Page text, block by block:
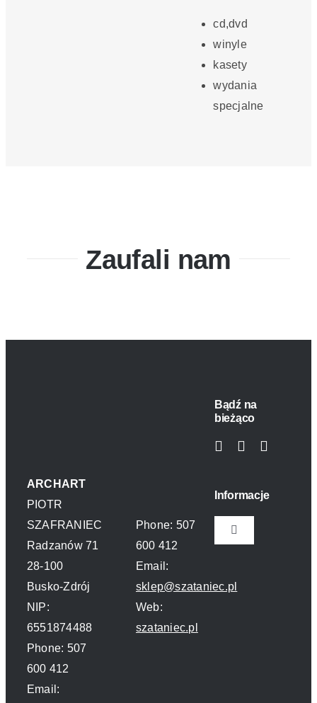
cd,dvd
winyle
kasety
wydania
specjalne
Zaufali nam
ARCHART
PIOTR
SZAFRANIEC
Radzanów 71
28-100
Busko-Zdrój
NIP:
6551874488
Phone: 507
600 412
Email:
Phone: 507
600 412
Email:
sklep@szataniec.pl
Web:
szataniec.pl
Bądź na
bieżąco
Informacje
Toggle
Navigation